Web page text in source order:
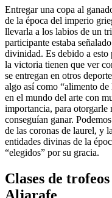
Entregar una copa al
de la época del imperio
llevarla a los labios de un
participante estaba
divinidad. Es debido a esto
la victoria tienen que ver
se entregan en otros
algo así como “alimento
en el mundo del arte con
importancia, para otorgarle
conseguían ganar.
de las coronas de laurel, y
entidades divinas de la
“elegidos” por su gracia.
Clases de